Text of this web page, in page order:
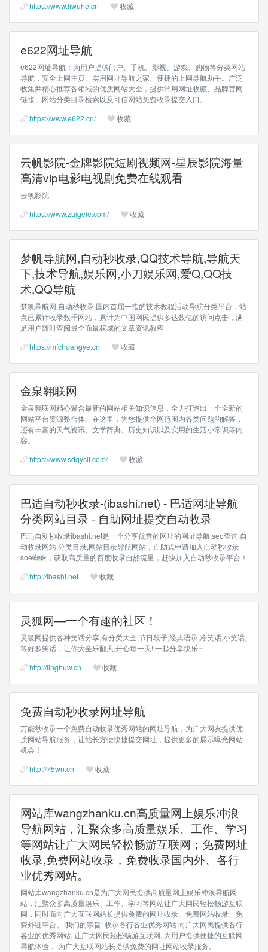
https://www.liwuhe.cn
收藏
e622网址导航
e622网址导航：为用户提供门户、手机、影视、游戏、购物等分类网站
导航，安全上网主页、实用网址导航之家、便捷的上网导航助手。广泛
收集并精心推荐各领域的优质网站大全，提供常用网址收藏、品牌官网
链接、网站分类目录检索以及可信网站免费收录提交入口。
https://www.e622.cn/
收藏
云帆影院-金牌影院短剧视频网-星辰影院海量
高清vip电影电视剧免费在线观看
云帆影院
https://www.zuigele.com/
收藏
梦帆导航网,自动秒收录,QQ技术导航,导航天
下,技术导航,娱乐网,小刀娱乐网,爱Q,QQ技
术,QQ导航
梦帆导航网,自动秒收录.国内首屈一指的技术教程活动导航分类平台，站
点已累计收录数千网站，累计为中国网民提供多达数亿的访问点击，满
足用户随时查阅最全面最权威的文章资讯教程
https://mfchuangye.cn
收藏
金泉翱联网
金泉翱联网精心聚合最新的网站相关知识信息，全力打造出一个全新的
网站平台资源整合体。在这里，为您提供全网范围内各类问题的解答，
还有丰富的天气资讯、文学辞典、历史知识以及实用的生活小常识等内
容。
https://www.sdqyslt.com/
收藏
巴适自动秒收录-(ibashi.net) - 巴适网址导航
分类网站目录 - 自助网址提交自动收录
巴适自动秒收录ibashi.net是一个分享优秀的网址的网址导航,seo查询,自
动收录网站,分类目录,网站目录导航网站，自助式申请加入自动秒收录
soe蜘蛛，获取高质量的百度收录自然流量，赶快加入自动秒收录平台！
http://ibashi.net
收藏
灵狐网—一个有趣的社区！
灵狐网提供各种笑话分享,有分类大全,节日段子,经典语录,冷笑话,小笑话,
等好多笑话，让你大全乐翻天,开心每一天!,一起分享快乐~
http://linghuw.cn
收藏
免费自动秒收录网址导航
万能秒收录一个免费自动收录优秀网站的网址导航，为广大网友提供优
质网站导航服务，让站长方便快捷提交网址，提供更多的展示曝光网站
机会！
http://75wn.cn
收藏
网站库wangzhanku.cn高质量网上娱乐冲浪
导航网站，汇聚众多高质量娱乐、工作、学习
等网站让广大网民轻松畅游互联网；免费网址
收录,免费网站收录，免费收录国内外、各行
业优秀网站。
网站库wangzhanku.cn是为广大网民提供高质量网上娱乐冲浪导航网
站，汇聚众多高质量娱乐、工作、学习等网站让广大网民轻松畅游互联
网，同时面向广大互联网站长提供免费的网址收录、免费网站收录、免
费外链平台。 我们的宗旨: 收录各行各业优秀网站 向广大网民提供各行
各业的优秀网站, 让广大网民轻松畅游互联网, 为用户提供便捷的互联网
导航体验， 为广大互联网站长提供免费的网址网站收录服务。